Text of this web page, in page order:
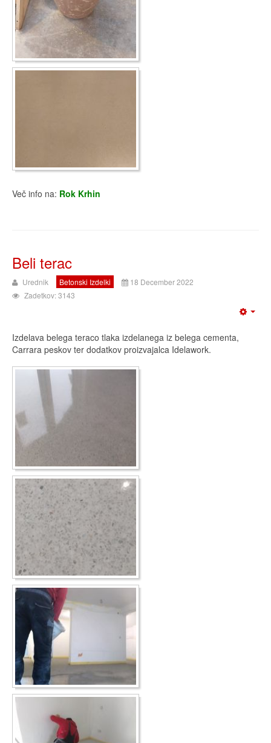
Več info na: Rok Krhin
Beli terac
Urednik Betonski Izdelki
18 December 2022
Zadetkov: 3143
Izdelava belega teraco tlaka izdelanega iz belega cementa,
Carrara peskov ter dodatkov proizvajalca Idelawork.